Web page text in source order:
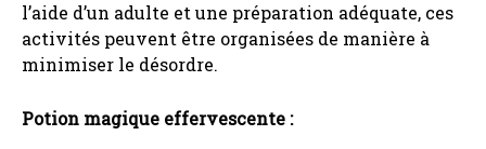
l’aide d’un adulte et une préparation adéquate, ces
activités peuvent être organisées de manière à
minimiser le désordre.
Potion magique effervescente :